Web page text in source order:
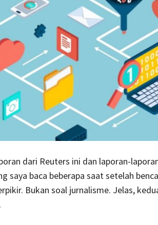
dari Reuters ini dan laporan-
saya baca beberapa saat setelah
Bukan soal jurnalisme. Jelas,